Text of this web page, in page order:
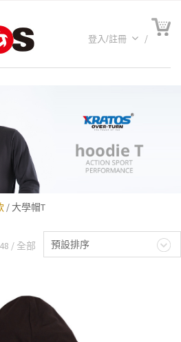
登入/註冊
/ 大學帽T
預設排序
48 全部